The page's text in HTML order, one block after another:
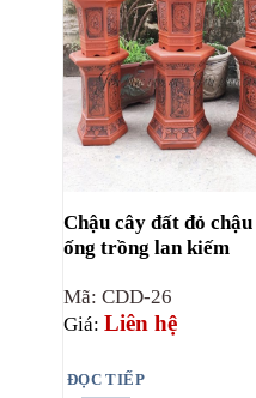
Chậu cây đất đỏ
ống trồng lan kiếm
Mã: CDD-26
Giá: Liên hệ
ĐỌC TIẾP